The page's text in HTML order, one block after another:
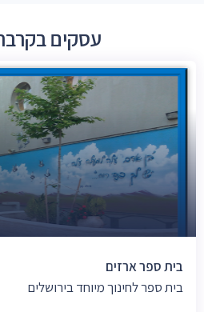
עסקים
בית ספר ארזים
בית ספר לחינוך מיוחד בירושלים